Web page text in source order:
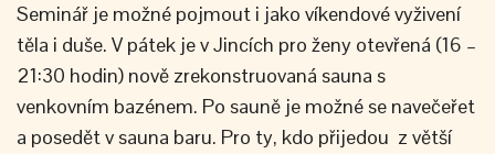
Seminář je možné pojmout i jako víkendové vyživení
těla i duše. V pátek je v Jincích pro ženy otevřená (16 –
21:30 hodin) nově zrekonstruovaná sauna s
venkovním bazénem. Po sauně je možné se navečeřet
a posedět v sauna baru. Pro ty, kdo přijedou z větší